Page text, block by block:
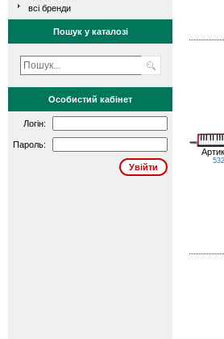
всі бренди
Пошук у каталозі
Особистий кабінет
Логін:
Пароль: